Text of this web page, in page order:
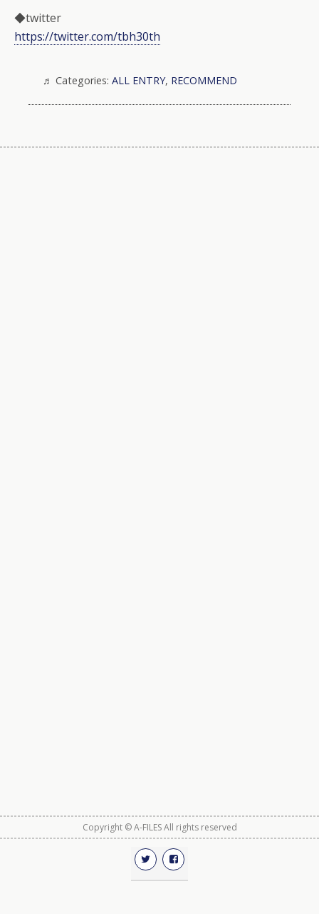
◆twitter
https://twitter.com/tbh30th
Categories: ALL ENTRY, RECOMMEND
Copyright © A-FILES All rights reserved